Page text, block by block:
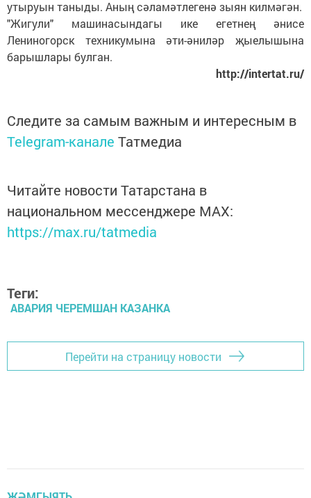
утыруын таныды. Аның сәламәтлегенә зыян килмәгән.
"Жигули" машинасындагы ике егетнең әнисе
Лениногорск техникумына әти-әниләр җыелышына
барышлары булган.
http://intertat.ru/
Следите за самым важным и интересным в
Telegram-канале Татмедиа
Читайте новости Татарстана в
национальном мессенджере MАХ:
https://max.ru/tatmedia
Теги:
АВАРИЯ ЧЕРЕМШАН КАЗАНКА
Перейти на страницу новости